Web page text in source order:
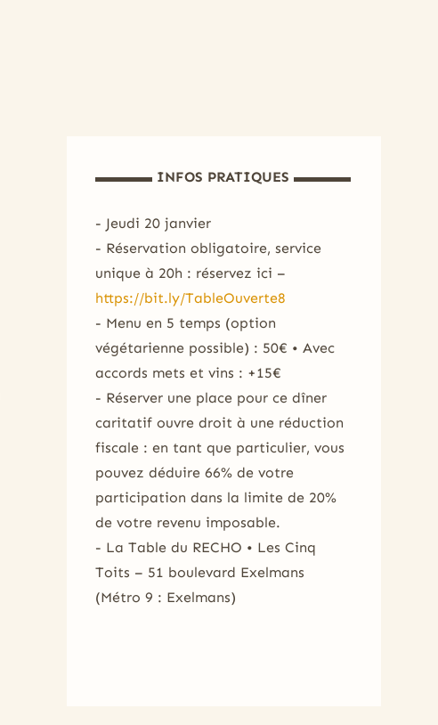
▬▬▬▬ INFOS PRATIQUES ▬▬▬▬
- Jeudi 20 janvier
- Réservation obligatoire, service
unique à 20h : réservez ici –
https://bit.ly/TableOuverte8
- Menu en 5 temps (option
végétarienne possible) : 50€ • Avec
accords mets et vins : +15€
- Réserver une place pour ce dîner
caritatif ouvre droit à une réduction
fiscale : en tant que particulier, vous
pouvez déduire 66% de votre
participation dans la limite de 20%
de votre revenu imposable.
- La Table du RECHO • Les Cinq
Toits – 51 boulevard Exelmans
(Métro 9 : Exelmans)